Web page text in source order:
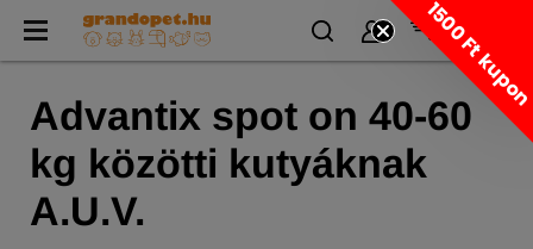
Advantix spot on 40-60
kg közötti kutyáknak
A.U.V.
1500 Ft